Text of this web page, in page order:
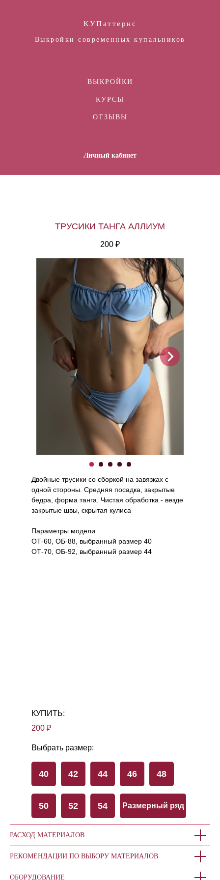
КУПаттернс
Выкройки современных купальников
ВЫКРОЙКИ
КУРСЫ
ОТЗЫВЫ
Личный кабинет
ТРУСИКИ ТАНГА АЛЛИУМ
200 ₽
Двойные трусики со сборкой на завязках с
одной стороны. Средняя посадка, закрытые
бедра, форма танга. Чистая обработка - везде
закрытые швы, скрытая кулиса
Параметры модели
ОТ-60, ОБ-88, выбранный размер 40
ОТ-70, ОБ-92, выбранный размер 44
46
44
42
40
Выбрать размер:
КУПИТЬ:
200 ₽
Размерный ряд
48
54
52
50
РАСХОД МАТЕРИАЛОВ
РЕКОМЕНДАЦИИ ПО ВЫБОРУ МАТЕРИАЛОВ
ОБОРУДОВАНИЕ